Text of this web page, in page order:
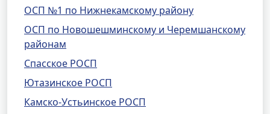
ОСП №1 по Нижнекамскому району
ОСП по Новошешминскому и Черемшанскому
районам
Спасское РОСП
Ютазинское РОСП
Камско-Устьинское РОСП